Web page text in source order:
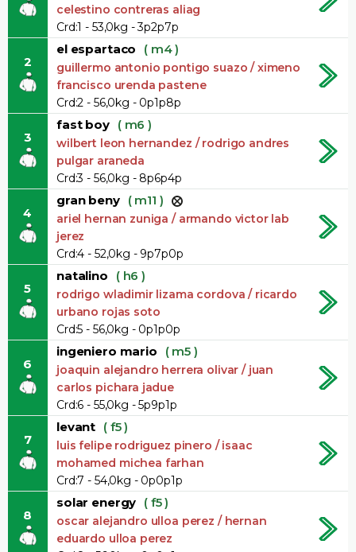
celestino contreras aliag
Crd:1 - 53,0kg - 3p2p7p
2
el espartaco ( m4 )
guillermo antonio pontigo suazo / ximeno
francisco urenda pastene
Crd:2 - 56,0kg - 0p1p8p
3
fast boy ( m6 )
wilbert leon hernandez / rodrigo andres
pulgar araneda
Crd:3 - 56,0kg - 8p6p4p
4
gran beny ( m11 )
ariel hernan zuniga / armando victor lab
jerez
Crd:4 - 52,0kg - 9p7p0p
5
natalino ( h6 )
rodrigo wladimir lizama cordova / ricardo
urbano rojas soto
Crd:5 - 56,0kg - 0p1p0p
6
ingeniero mario ( m5 )
joaquin alejandro herrera olivar / juan
carlos pichara jadue
Crd:6 - 55,0kg - 5p9p1p
7
levant ( f5 )
luis felipe rodriguez pinero / isaac
mohamed michea farhan
Crd:7 - 54,0kg - 0p0p1p
8
solar energy ( f5 )
oscar alejandro ulloa perez / hernan
eduardo ulloa perez